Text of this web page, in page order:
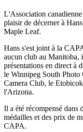
L'Association
plaisir de décerner à
Maple Leaf.
Hans s'est joint à la
aucun club au Manitoba,
présentations en direct à
le Winnipeg South
Camera Club, le
l'Arizona.
Il a été récompensé dans
médailles et des prix de
CAPA.